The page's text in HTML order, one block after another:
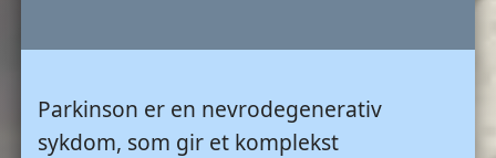
Parkinson er en nevrodegenerativ
sykdom, som gir et komplekst